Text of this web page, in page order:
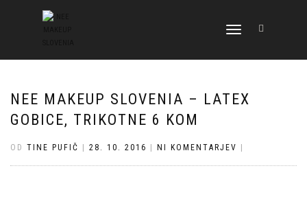
VKLOPI/IZKLOPI
NEE MAKEUP SLOVENIA – LATEX
GOBICE, TRIKOTNE 6 KOM
OD TINE PUFIČ 28. 10. 2016 NI KOMENTARJEV